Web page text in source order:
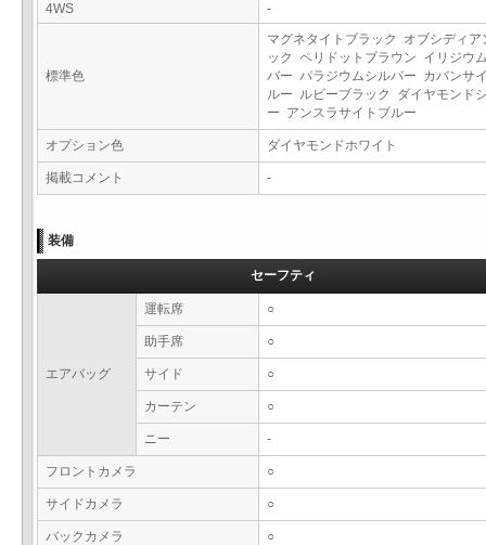
4WS -
標準色
マグネタイトブラック オブシディア
ック ペリドットブラウン イリジウ
バー パラジウムシルバー カバンサ
ルー ルビーブラック ダイヤモンド
ー アンスラサイトブルー
オプション色 ダイヤモンドホワイト
掲載コメント -
装備
セーフティ
エアバッグ
運転席 ○
助手席 ○
サイド ○
カーテン ○
ニー -
フロントカメラ ○
サイドカメラ ○
バックカメラ ○